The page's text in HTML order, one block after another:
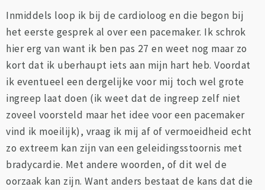
Inmiddels loop ik bij de cardioloog en die begon bij
het eerste gesprek al over een pacemaker. Ik schrok
hier erg van want ik ben pas 27 en weet nog maar zo
kort dat ik uberhaupt iets aan mijn hart heb. Voordat
ik eventueel een dergelijke voor mij toch wel grote
ingreep laat doen (ik weet dat de ingreep zelf niet
zoveel voorsteld maar het idee voor een pacemaker
vind ik moeilijk), vraag ik mij af of vermoeidheid echt
zo extreem kan zijn van een geleidingsstoornis met
bradycardie. Met andere woorden, of dit wel de
oorzaak kan zijn. Want anders bestaat de kans dat die